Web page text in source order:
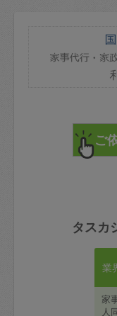
タスカ
業
家
人